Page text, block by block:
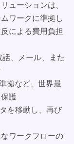
ューションは、
ワークに準拠し
による費用負担
、メール、また
拠など、世界最
護
を移動し、再び
ワークフローの